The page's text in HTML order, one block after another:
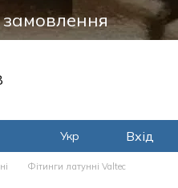
Укр Вхід
Фітинги латунні Valtec